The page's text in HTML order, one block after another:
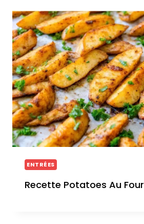
ENTRÉES
Recette Potatoes Au Four